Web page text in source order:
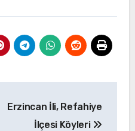
Erzincan İli, Refahiye
İlçesi Köyleri